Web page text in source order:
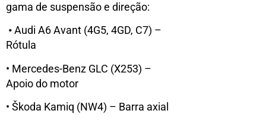
gama de suspensão e direção:
•Audi A6 Avant (4G5, 4GD, C7) –
Rótula
• Mercedes-Benz GLC (X253) –
Apoio do motor
• Škoda Kamiq (NW4) – Barra axial